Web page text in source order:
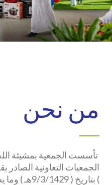
من نحن
تأسست الجمعية بمشيئة
) بتاريخ ( 9/